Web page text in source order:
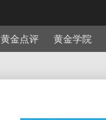
黄金点评 黄金学院